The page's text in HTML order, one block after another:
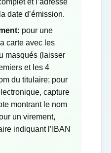
et l’adresse
date d’émission.
pour une
carte avec les
masqués (laisser
et les 4
du titulaire; pour
capture
montrant le nom
un virement,
indiquant l’IBAN